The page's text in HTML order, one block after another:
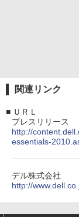
関連リンク
■ ＵＲＬ
プレスリリース
http://
essentials-
デル株式会社
http://